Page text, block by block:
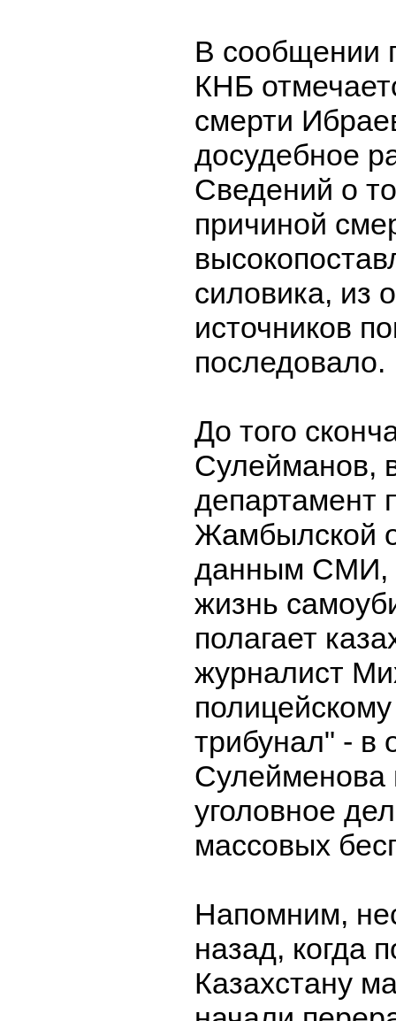
В сообщении
КНБ
смерти
досудебное
Сведений о
причиной
силовика, из
источников
последовало.
До того
Сулейманов,
департамент
Жамбылской
данным СМИ,
жизнь
полагает
журналист
трибунал" - в
Сулейменова
уголовное
массовых
Напомним,
назад, когда
Казахстану